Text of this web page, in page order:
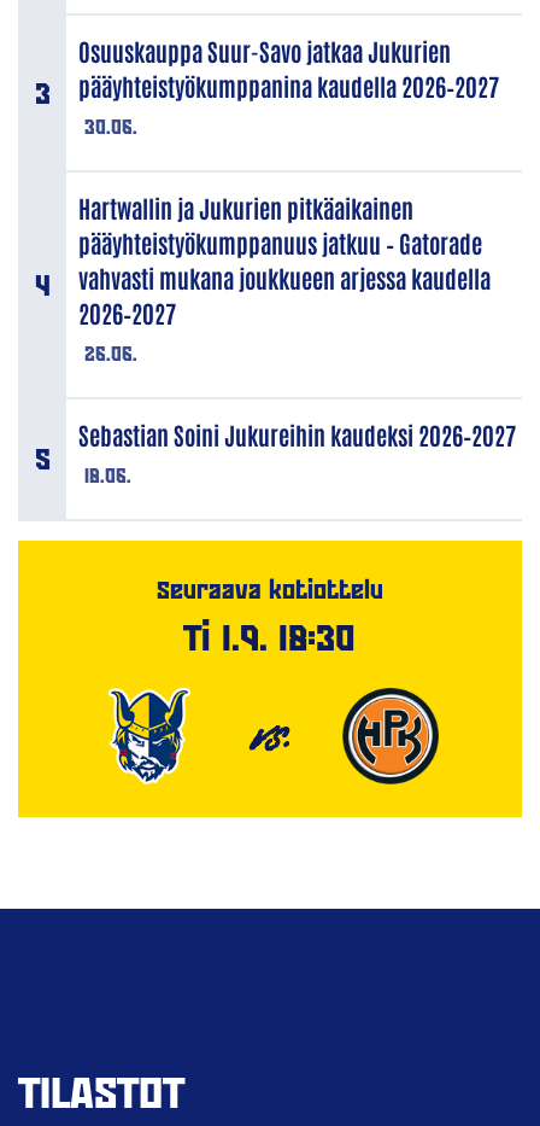
30.06.
Osuuskauppa Suur-Savo jatkaa Jukurien
pääyhteistyökumppanina kaudella 2026–2027
26.06.
Hartwallin ja Jukurien pitkäaikainen
pääyhteistyökumppanuus jatkuu – Gatorade
vahvasti mukana joukkueen arjessa kaudella
2026–2027
18.06.
Sebastian Soini Jukureihin kaudeksi 2026–2027
Seuraava kotiottelu
Ti 1.9. 18:30
VS.
TILASTOT